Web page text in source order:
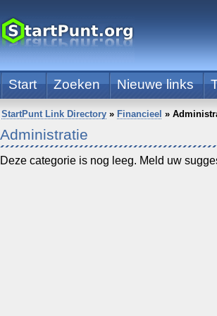
Start Zoeken Nieuwe links
StartPunt Link Directory » Financieel »
Administratie
Deze categorie is nog leeg. Meld uw